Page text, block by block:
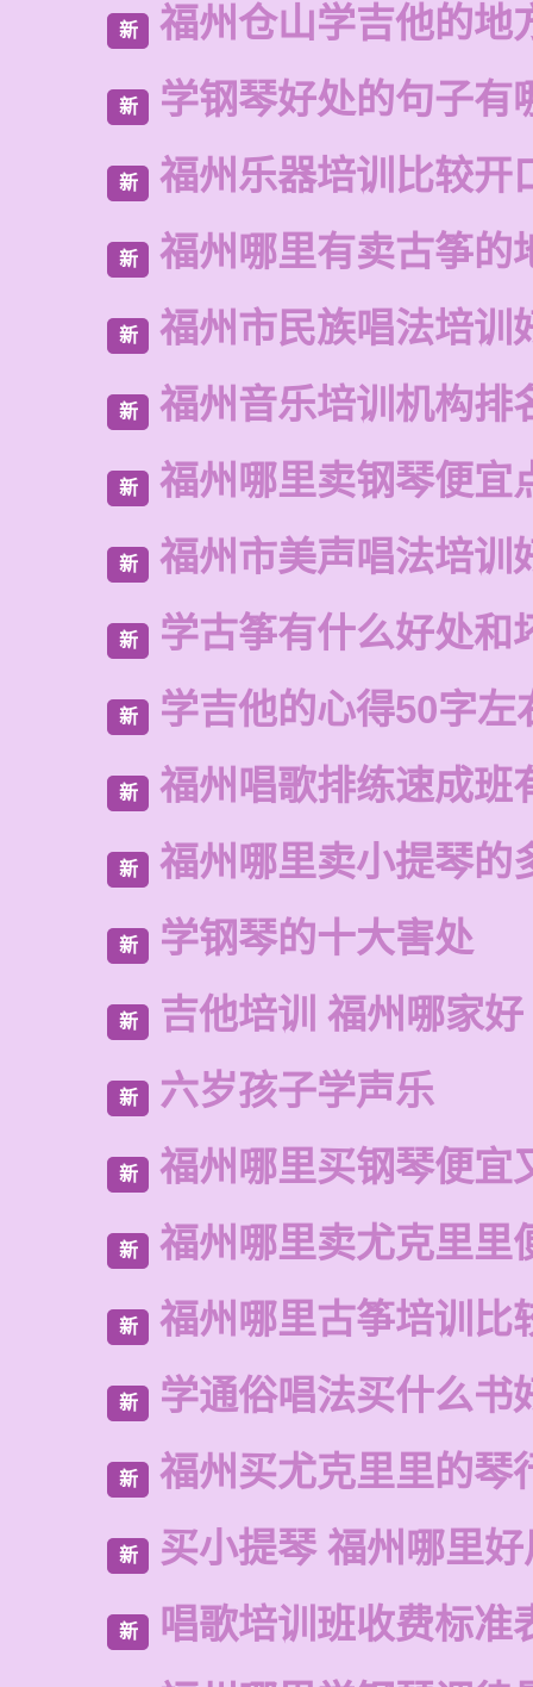
新 福州仓山学吉他的地
新 学钢琴好处的句子有
新 福州乐器培训比较开
新 福州哪里有卖古筝的
新 福州市民族唱法培训
新 福州音乐培训机构排
新 福州哪里卖钢琴便宜
新 福州市美声唱法培训
新 学古筝有什么好处和
新 学吉他的心得50字左
新 福州唱歌排练速成班
新 福州哪里卖小提琴的
新 学钢琴的十大害处
新 吉他培训 福州哪家好
新 六岁孩子学声乐
新 福州哪里买钢琴便宜
新 福州哪里卖尤克里里
新 福州哪里古筝培训比
新 学通俗唱法买什么书
新 福州买尤克里里的琴
新 买小提琴 福州哪里
新
唱歌培训班收费标准